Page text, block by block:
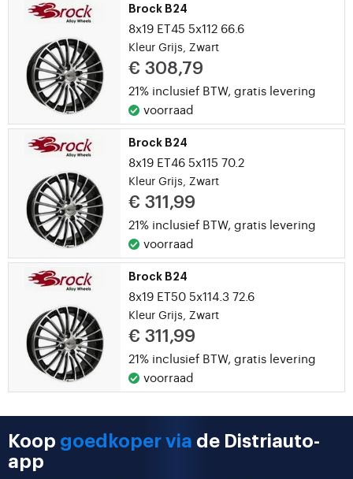
Brock B24
8x19 ET45 5x112 66.6
Kleur Grijs, Zwart
€ 308,79
21% inclusief BTW, gratis levering
voorraad
Brock B24
8x19 ET46 5x115 70.2
Kleur Grijs, Zwart
€ 311,99
21% inclusief BTW, gratis levering
voorraad
Brock B24
8x19 ET50 5x114.3 72.6
Kleur Grijs, Zwart
€ 311,99
21% inclusief BTW, gratis levering
voorraad
Koop goedkoper via de Distriauto-
app